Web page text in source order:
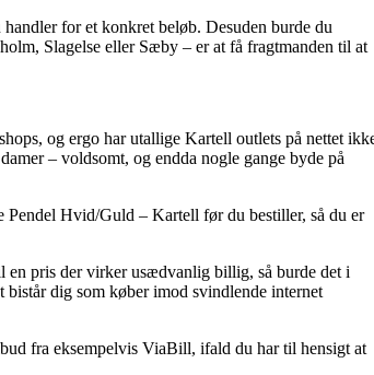
for et konkret beløb. Desuden burde du
Slagelse eller Sæby – er at få fragtmanden til at
og ergo har utallige Kartell outlets på nettet
– voldsomt, og endda nogle gange byde på
Pendel Hvid/Guld – Kartell før du bestiller, så du er
en pris der virker usædvanlig billig, så burde det i
dig som køber imod svindlende internet
fra eksempelvis ViaBill, ifald du har til hensigt at